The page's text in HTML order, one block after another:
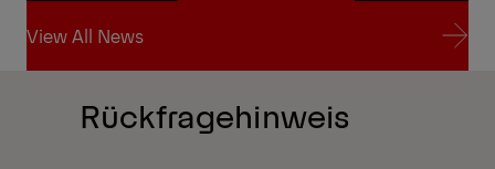
View All News
View All News
Rückfragehinweis